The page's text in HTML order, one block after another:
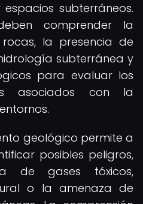
subterráneos.
comprender la
la presencia de
subterránea y
para evaluar los
asociados con la
geológico permite a
posibles peligros,
de gases tóxicos,
o la amenaza de